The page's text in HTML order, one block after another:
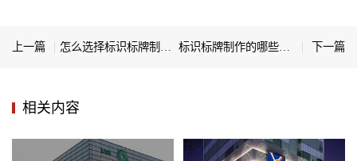
上一篇 下一篇
相关内容